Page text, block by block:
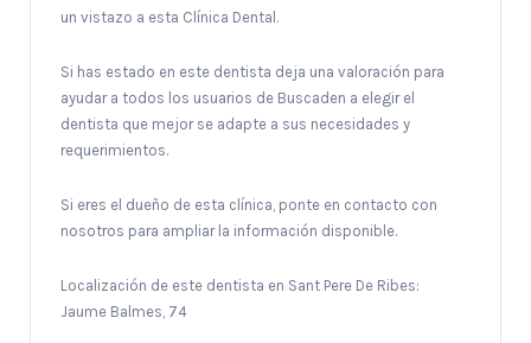
un vistazo a esta Clínica Dental.
Si has estado en este dentista deja una valoración para
ayudar a todos los usuarios de Buscaden a elegir el
dentista que mejor se adapte a sus necesidades y
requerimientos.
Si eres el dueño de esta clínica, ponte en contacto con
nosotros para ampliar la información disponible.
Localización de este dentista en Sant Pere De Ribes:
Jaume Balmes, 74